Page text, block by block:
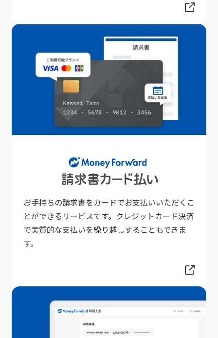
お手持ちの請求書をカードでお支払いいただくこ
とができるサービスです。クレジットカード決済
で実質的な支払いを繰り越しすることもできま
す。